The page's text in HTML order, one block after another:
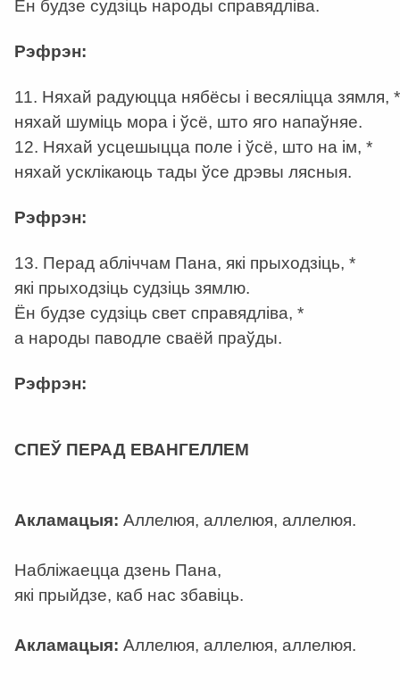
Ён будзе судзіць народы справядліва.
Рэфрэн:
11. Няхай радуюцца нябёсы і весяліцца зямля, *
няхай шуміць мора і ўсё, што яго напаўняе.
12. Няхай усцешыцца поле і ўсё, што на ім, *
няхай усклікаюць тады ўсе дрэвы лясныя.
Рэфрэн:
13. Перад абліччам Пана, які прыходзіць, *
які прыходзіць судзіць зямлю.
Ён будзе судзіць свет справядліва, *
а народы паводле сваёй праўды.
Рэфрэн:
СПЕЎ ПЕРАД ЕВАНГЕЛЛЕМ
Акламацыя: Аллелюя, аллелюя, аллелюя.
Набліжаецца дзень Пана,
які прыйдзе, каб нас збавіць.
Акламацыя: Аллелюя, аллелюя, аллелюя.